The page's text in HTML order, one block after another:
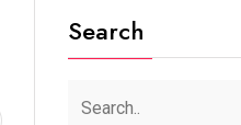
Search